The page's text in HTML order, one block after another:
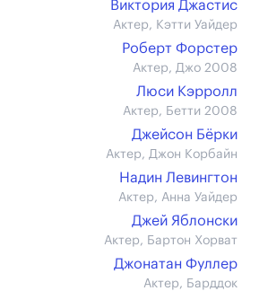
Виктория Джастис
Актер, Кэтти Уайдер
Роберт Форстер
Актер, Джо 2008
Люси Кэрролл
Актер, Бетти 2008
Джейсон Бёрки
Актер, Джон Корбайн
Надин Левингтон
Актер, Анна Уайдер
Джей Яблонски
Актер, Бартон Хорват
Джонатан Фуллер
Актер, Барддок